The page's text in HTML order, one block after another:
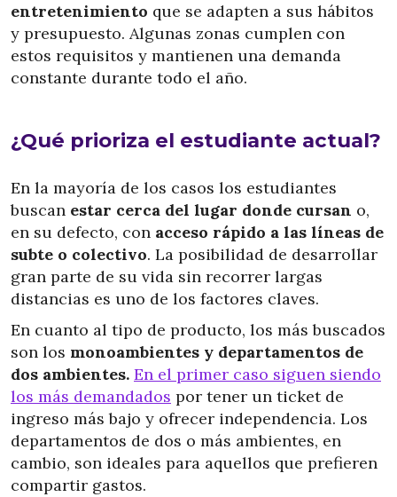
entretenimiento que se adapten a sus hábitos
y presupuesto. Algunas zonas cumplen con
estos requisitos y mantienen una demanda
constante durante todo el año.
¿Qué prioriza el estudiante actual?
En la mayoría de los casos los estudiantes
buscan estar cerca del lugar donde cursan o,
en su defecto, con acceso rápido a las líneas de
subte o colectivo. La posibilidad de desarrollar
gran parte de su vida sin recorrer largas
distancias es uno de los factores claves.
En cuanto al tipo de producto, los más buscados
son los monoambientes y departamentos de
dos ambientes. En el primer caso siguen siendo
los más demandados por tener un ticket de
ingreso más bajo y ofrecer independencia. Los
departamentos de dos o más ambientes, en
cambio, son ideales para aquellos que prefieren
compartir gastos.